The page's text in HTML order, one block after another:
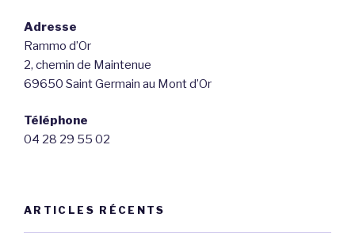
Adresse
Rammo d’Or
2, chemin de Maintenue
69650 Saint Germain au Mont d’Or
Téléphone
04 28 29 55 02
ARTICLES RÉCENTS